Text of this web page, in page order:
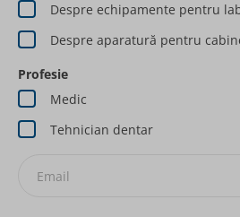
Despre echipamente pentru
Despre aparatură pentru
Profesie
Medic
Tehnician dentar
Inscrieți-vă la Newsletterurile